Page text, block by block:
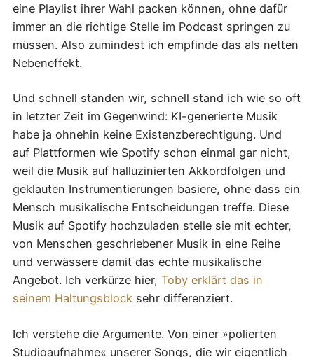
eine Playlist ihrer Wahl packen können, ohne dafür
immer an die richtige Stelle im Podcast springen zu
müssen. Also zumindest ich empfinde das als netten
Nebeneffekt.
Und schnell standen wir, schnell stand ich wie so oft
in letzter Zeit im Gegenwind: KI-generierte Musik
habe ja ohnehin keine Existenzberechtigung. Und
auf Plattformen wie Spotify schon einmal gar nicht,
weil die Musik auf halluzinierten Akkordfolgen und
geklauten Instrumentierungen basiere, ohne dass ein
Mensch musikalische Entscheidungen treffe. Diese
Musik auf Spotify hochzuladen stelle sie mit echter,
von Menschen geschriebener Musik in eine Reihe
und verwässere damit das echte musikalische
Angebot. Ich verkürze hier, Toby erklärt das in
seinem Haltungsblocksehr differenziert.
Ich verstehe die Argumente. Von einer »polierten
Studioaufnahme« unserer Songs, die wir eigentlich